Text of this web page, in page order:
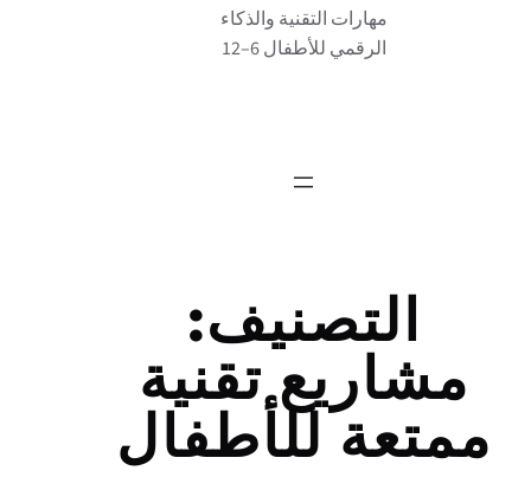
مهارات التقنية والذكاء
الرقمي للأطفال 6–12
التصنيف:
مشاريع تقنية
ممتعة للأطفال